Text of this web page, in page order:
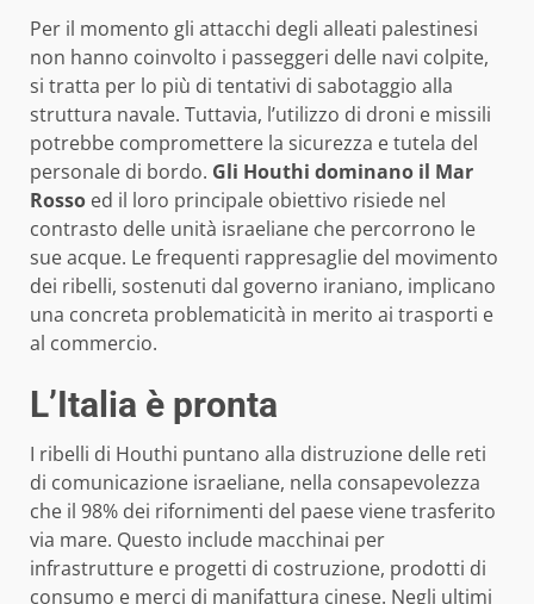
Per il momento gli attacchi degli alleati palestinesi
non hanno coinvolto i passeggeri delle navi colpite,
si tratta per lo più di tentativi di sabotaggio alla
struttura navale. Tuttavia, l’utilizzo di droni e missili
potrebbe compromettere la sicurezza e tutela del
personale di bordo. Gli Houthi dominano il Mar
Rosso ed il loro principale obiettivo risiede nel
contrasto delle unità israeliane che percorrono le
sue acque. Le frequenti rappresaglie del movimento
dei ribelli, sostenuti dal governo iraniano, implicano
una concreta problematicità in merito ai trasporti e
al commercio.
L’Italia è pronta
I ribelli di Houthi puntano alla distruzione delle reti
di comunicazione israeliane, nella consapevolezza
che il 98% dei rifornimenti del paese viene trasferito
via mare. Questo include macchinai per
infrastrutture e progetti di costruzione, prodotti di
consumo e merci di manifattura cinese. Negli ultimi